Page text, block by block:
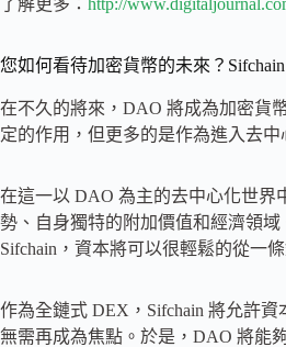
您如何看待加密貨幣的未來？
在不久的將來，DAO 將成為加密貨
定的作用，但更多的是作為進入去
在這一以 DAO 為主的去中心化世界
勢、自身獨特的附加價值和經濟領
Sifchain，資本將可以很輕鬆的從一
作為全鏈式 DEX，Sifchain 將允許
無需再成為焦點。於是，DAO 將能